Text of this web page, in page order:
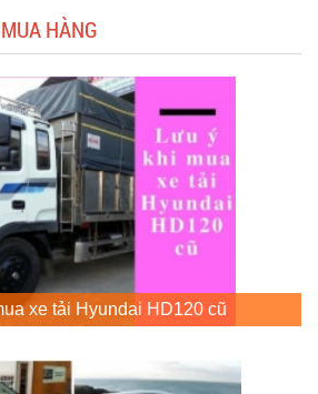
HÀNG
xe tải Hyundai HD120 cũ